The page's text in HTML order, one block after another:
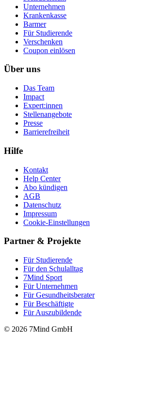
Unternehmen
Krankenkasse
Barmer
Für Studierende
Ver­schen­ken
Coupon einlösen
Über uns
Das Team
Impact
Expert:innen
Stellenangebote
Presse
Barrierefreiheit
Hilfe
Kontakt
Help Center
Abo kündigen
AGB
Datenschutz
Impressum
Cookie-Einstellungen
Partner & Projekte
Für Stu­die­rende
Für den Schulalltag
7Mind Sport
Für Unter­neh­men
Für Gesund­heits­be­ra­ter
Für Beschäftigte
Für Auszubildende
© 2026 7Mind GmbH